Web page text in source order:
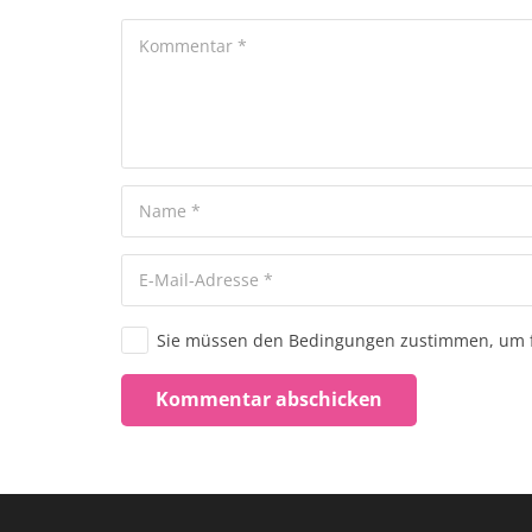
Sie müssen den Bedingungen zustimmen,
Kommentar abschicken